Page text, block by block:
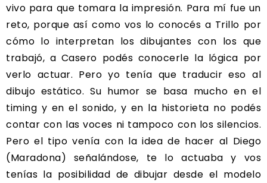
vivo para que tomara la impresión. Para mí fue un
reto, porque así como vos lo conocés a Trillo por
cómo lo interpretan los dibujantes con los que
trabajó, a Casero podés conocerle la lógica por
verlo actuar. Pero yo tenía que traducir eso al
dibujo estático. Su humor se basa mucho en el
timing y en el sonido, y en la historieta no podés
contar con las voces ni tampoco con los silencios.
Pero el tipo venía con la idea de hacer al Diego
(Maradona) señalándose, te lo actuaba y vos
tenías la posibilidad de dibujar desde el modelo